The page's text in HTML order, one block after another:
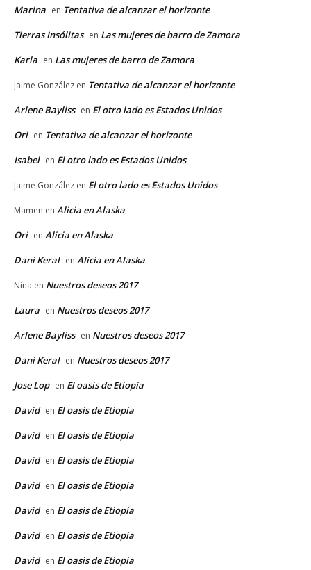
Marina en Tentativa de alcanzar el horizonte
Tierras Insólitas en Las mujeres de barro de Zamora
Karla en Las mujeres de barro de Zamora
Jaime González en Tentativa de alcanzar el horizonte
Arlene Bayliss en El otro lado es Estados Unidos
Ori en Tentativa de alcanzar el horizonte
Isabel en El otro lado es Estados Unidos
Jaime González en El otro lado es Estados Unidos
Mamen en Alicia en Alaska
Ori en Alicia en Alaska
Dani Keral en Alicia en Alaska
Nina en Nuestros deseos 2017
Laura en Nuestros deseos 2017
Arlene Bayliss en Nuestros deseos 2017
Dani Keral en Nuestros deseos 2017
Jose Lop en El oasis de Etiopía
David en El oasis de Etiopía
David en El oasis de Etiopía
David en El oasis de Etiopía
David en El oasis de Etiopía
David en El oasis de Etiopía
David en El oasis de Etiopía
David en El oasis de Etiopía